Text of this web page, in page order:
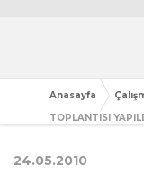
Anasayfa
TOPLANTISI
24.05.2010